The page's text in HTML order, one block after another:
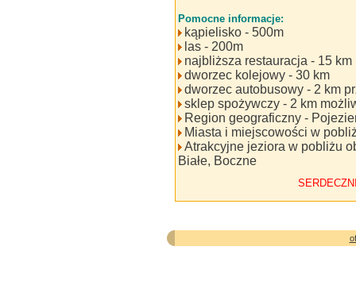
Pomocne informacje:
kąpielisko - 500m
las - 200m
najbliższa restauracja - 15 km
dworzec kolejowy - 30 km
dworzec autobusowy - 2 km
sklep spożywczy - 2 km
Region geograficzny -
Miasta i miejscowości w
Atrakcyjne jeziora w pobliżu
Białe, Boczne